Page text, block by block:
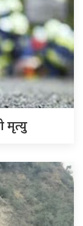
मृत्यु